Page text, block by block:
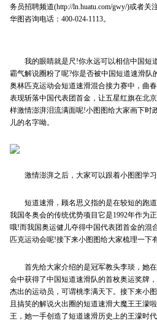
务员招聘频道(http://ln.huatu.com/gwy/)或者关
华图咨询电话：400-024-1113。
我的眼睛就是尺!你永远可以相信中国短
霸气解说圈粉了呢?你是否被中国短道速滑队
奥林匹克运动会短道速滑混合接力赛中，曲
表现斩落中国代表团首金，让五星红旗在北
样激情澎湃泪流满面呢!小图图给大家画下时
儿的名字呦。
激情澎湃之后，大家可以跟着小图图学习
短道速滑，顾名思义指的是在较短的跑道
我国冬奥会的传统优势项目它是1992年作为
哦!而我国奥运健儿夺得中国代表团首金的混
匹克运动会呢!接下来小图图给大家梳理一下
首先给大家介绍的是冠军教头李琰，她在
会中获得了中国短道速滑队的首枚奥运奖牌
杰出的运动员，可谓桃李满天下。接下来小
且搞笑的解说火出圈的短道速滑大魔王王濛
王，她一手创造了短道速滑历史上的王濛时